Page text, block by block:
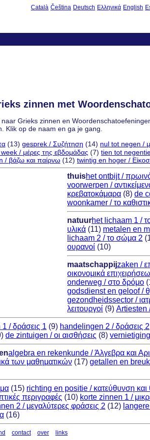
Català Čeština Deutsch Ελληνικά English
zinnen met
Grieks zinnen en
Klik op de naam en ga je gang.
(13) gesprek / Συζήτηση (14) nul tot negen /
/ μέρες της εβδομάδας (7) tien tot
/ βάζω και παίρνω (12) twintig en hoger /
thuishet ontbijt /
voorwerpen /
κρεβατοκάμαρα (8) de
woonkamer / το
natuurhet lichaam 1 /
υλικά (11) metalen en
lichaam 2 / το σώμα 2
ουρανοί (10)
maatschappijzaken /
οικονομικά
onderweg / στο δρόμο
godsdienst en geloof /
gezondheidssector /
λειτουργοί (9) Artiesten /
/ δράσεις 1 (9) handelingen 2 / δράσεις 2
de zintuigen / οι αισθήσεις (8)
algebra en rekenkunde / Άλγεβρα και
των μαθηματικών (17) getallen en
(15) richting en positie / κατεύθυνση και
περιγραφές (10) korte zinnen 1 /
2 / μεγαλύτερες φράσεις 2 (12)
(16)
contact over links